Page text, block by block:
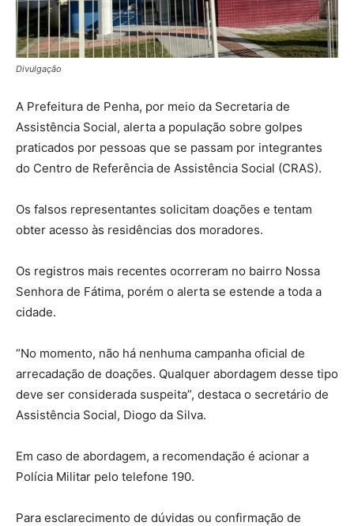
Divulgação
A Prefeitura de Penha, por meio da Secretaria de
Assistência Social, alerta a população sobre golpes
praticados por pessoas que se passam por integrantes
do Centro de Referência de Assistência Social (CRAS).
Os falsos representantes solicitam doações e tentam
obter acesso às residências dos moradores.
Os registros mais recentes ocorreram no bairro Nossa
Senhora de Fátima, porém o alerta se estende a toda a
cidade.
“No momento, não há nenhuma campanha oficial de
arrecadação de doações. Qualquer abordagem desse tipo
deve ser considerada suspeita”, destaca o secretário de
Assistência Social, Diogo da Silva.
Em caso de abordagem, a recomendação é acionar a
Polícia Militar pelo telefone 190.
Para esclarecimento de dúvidas ou confirmação de